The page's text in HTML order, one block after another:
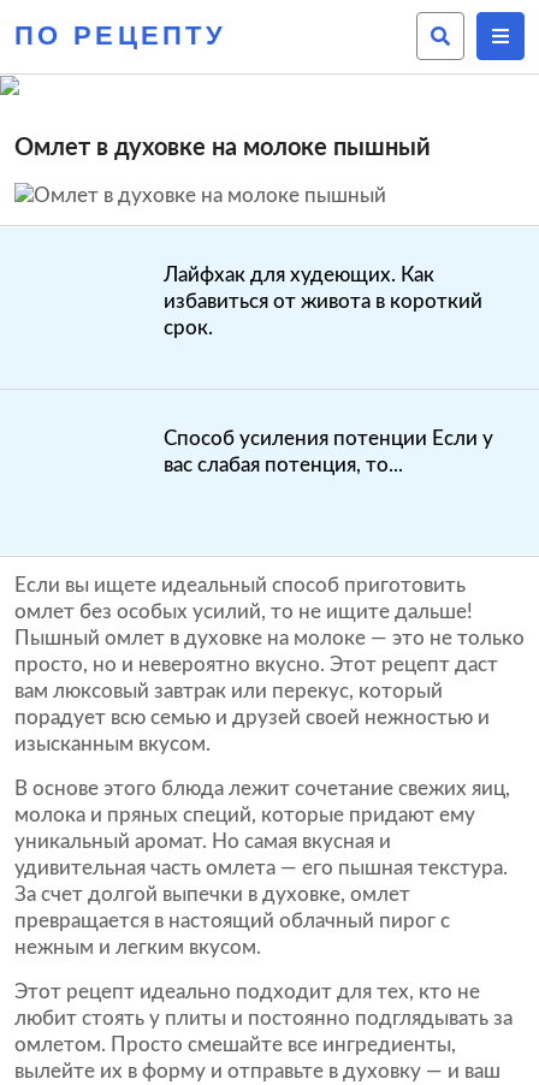
ПО РЕЦЕПТУ
Омлет в духовке на молоке пышный
Лайфхак для худеющих. Как
избавиться от живота в короткий
срок.
Способ усиления потенции Если у
вас слабая потенция, то...
Если вы ищете идеальный способ приготовить
омлет без особых усилий, то не ищите дальше!
Пышный омлет в духовке на молоке — это не только
просто, но и невероятно вкусно. Этот рецепт даст
вам люксовый завтрак или перекус, который
порадует всю семью и друзей своей нежностью и
изысканным вкусом.
В основе этого блюда лежит сочетание свежих яиц,
молока и пряных специй, которые придают ему
уникальный аромат. Но самая вкусная и
удивительная часть омлета — его пышная текстура.
За счет долгой выпечки в духовке, омлет
превращается в настоящий облачный пирог с
нежным и легким вкусом.
Этот рецепт идеально подходит для тех, кто не
любит стоять у плиты и постоянно подглядывать за
омлетом. Просто смешайте все ингредиенты,
вылейте их в форму и отправьте в духовку — и ваш